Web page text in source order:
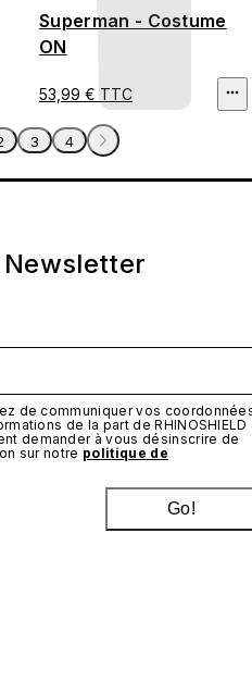
Superman - Costume
ON
53,99 € TTC
3 4
Newsletter
de communiquer vos
de la part de RHINOSHIELD
demander à vous désinscrire de
sur notre politique de
Go!